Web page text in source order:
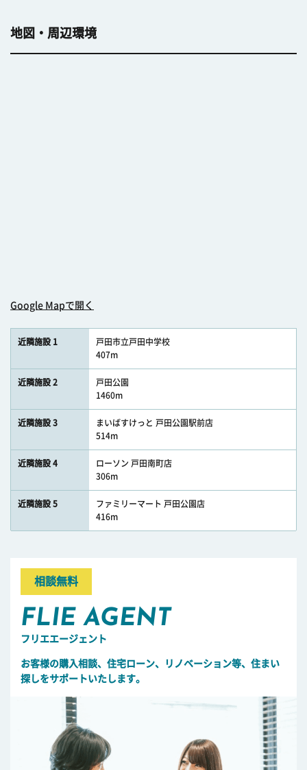
地図・周辺環境
Google Mapで開く
近隣施設 1
戸田市立戸田中学校
407m
近隣施設 2
戸田公園
1460m
近隣施設 3
まいばすけっと 戸田公園駅前店
514m
近隣施設 4
ローソン 戸田南町店
306m
近隣施設 5
ファミリーマート 戸田公園店
416m
相談無料
FLIE AGENT
フリエエージェント
お客様の購入相談、住宅ローン、リノベーション等、住まい
探しをサポートいたします。